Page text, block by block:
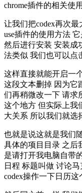
chrome插件的相关使
让我们把codex再次
use插件的使用方法
然后进行安装 安装成
法类似 我们也可以点
这样直接就能开启一
这段文本删掉 因为它
们再稍微改一下 请求
这个地方 但实际上我
大关系 所以我们就选
也就是说这就是我们
具体的项目目录 之后
是请打开我电脑自带
日程 标题叫做 讨论
codex操作一下日历这